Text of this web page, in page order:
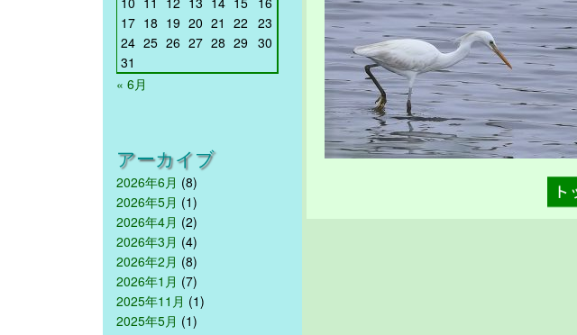
17 18 19 20 21 22 23
24 25 26 27 28 29 30
31
« 6月
アーカイブ
2026年6月 (8)
2026年5月 (1)
2026年4月 (2)
2026年3月 (4)
2026年2月 (8)
2026年1月 (7)
2025年11月 (1)
2025年5月 (1)